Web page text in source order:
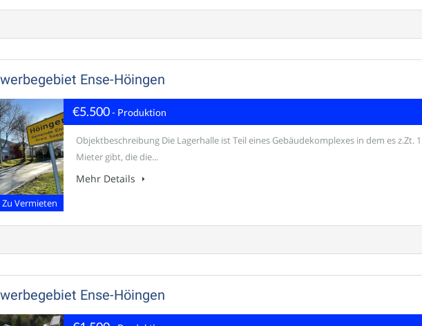
Ense-Höingen
Zu Vermieten
€5.500- Produktion
Objektbeschreibung Die Lagerhalle ist Teil eines Gebäudekomplexes in dem es z.Zt.
Mieter gibt, die die...
Mehr Details
Ense-Höingen